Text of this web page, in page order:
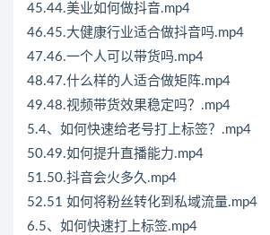
45.44.美业如何做抖音.mp4
46.45.大健康行业适合做抖音吗.mp4
47.46.一个人可以带货吗.mp4
48.47.什么样的人适合做矩阵.mp4
49.48.视频带货效果稳定吗？.mp4
5.4、如何快速给老号打上标签？.mp4
50.49.如何提升直播能力.mp4
51.50.抖音会火多久.mp4
52.51 如何将粉丝转化到私域流量.mp4
6.5、如何快速打上标签.mp4